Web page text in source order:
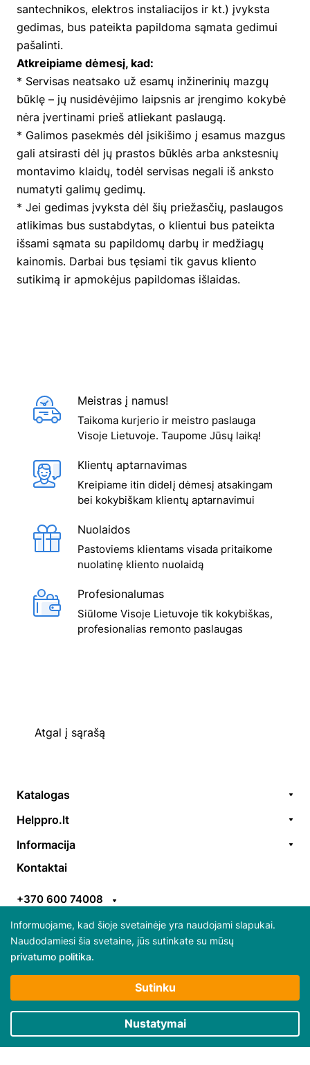
santechnikos, elektros instaliacijos ir kt.) įvyksta
gedimas, bus pateikta papildoma sąmata gedimui
pašalinti.
Atkreipiame dėmesį, kad:
* Servisas neatsako už esamų inžinerinių mazgų
būklę – jų nusidėvėjimo laipsnis ar įrengimo kokybė
nėra įvertinami prieš atliekant paslaugą.
* Galimos pasekmės dėl įsikišimo į esamus mazgus
gali atsirasti dėl jų prastos būklės arba ankstesnių
montavimo klaidų, todėl servisas negali iš anksto
numatyti galimų gedimų.
* Jei gedimas įvyksta dėl šių priežasčių, paslaugos
atlikimas bus sustabdytas, o klientui bus pateikta
išsami sąmata su papildomų darbų ir medžiagų
kainomis. Darbai bus tęsiami tik gavus kliento
sutikimą ir apmokėjus papildomas išlaidas.
Meistras į namus!
Taikoma kurjerio ir meistro paslauga
Visoje Lietuvoje. Taupome Jūsų laiką!
Klientų aptarnavimas
Kreipiame itin didelį dėmesį atsakingam
bei kokybiškam klientų aptarnavimui
Nuolaidos
Pastoviems klientams visada pritaikome
nuolatinę kliento nuolaidą
Profesionalumas
Siūlome Visoje Lietuvoje tik kokybiškas,
profesionalias remonto paslaugas
Atgal į sąrašą
Katalogas
Prekės / aksesuarai
Akcijos
Prekiniai ženklai
Helppro.lt
EGS
ES parama
Informacija
Pristatymo taisyklės
Pirkimo-pardavimo taisyklės
Kontaktai
+370 600 74008
info@helppro.lt
Gabijos g. 38, LT-06157 Vilnius
© 2025 Visos teisės saugomos HelpPro
Informuojame, kad šioje svetainėje yra naudojami slapukai.
Naudodamiesi šia svetaine, jūs sutinkate su mūsų
privatumo politika.
Daugiau apie slapukus ir jų atsisakymą skaitykite
Rinkodaros / našumo slapukai
Sutinku
Nustatymai